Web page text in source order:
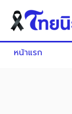
หน้าแรก